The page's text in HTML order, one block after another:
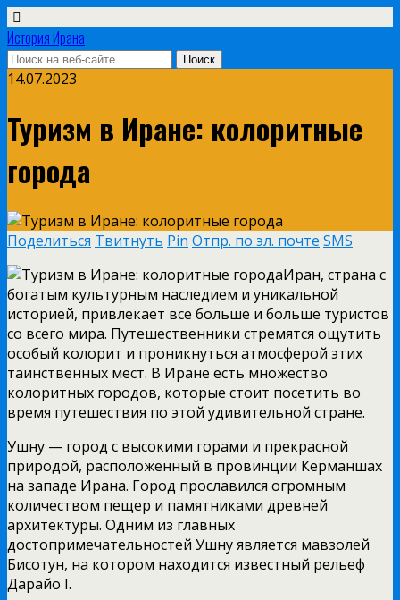
История Ирана
14.07.2023
Туризм в Иране: колоритные
города
Поделиться Твитнуть Pin Отпр. по эл. почте SMS
Иран, страна с
богатым культурным наследием и уникальной
историей, привлекает все больше и больше туристов
со всего мира. Путешественники стремятся ощутить
особый колорит и проникнуться атмосферой этих
таинственных мест. В Иране есть множество
колоритных городов, которые стоит посетить во
время путешествия по этой удивительной стране.
Ушну — город с высокими горами и прекрасной
природой, расположенный в провинции Керманшах
на западе Ирана. Город прославился огромным
количеством пещер и памятниками древней
архитектуры. Одним из главных
достопримечательностей Ушну является мавзолей
Бисотун, на котором находится известный рельеф
Дарайо I.